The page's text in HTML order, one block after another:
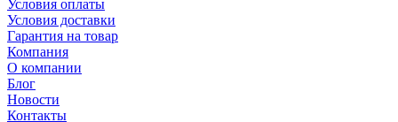
Условия оплаты
Условия доставки
Гарантия на товар
Компания
О компании
Блог
Новости
Контакты